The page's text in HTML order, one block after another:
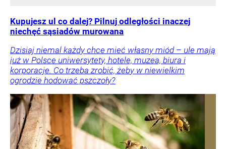
Kupujesz ul co dalej? Pilnuj odległości inaczej
niechęć sąsiadów murowana
Dzisiaj niemal każdy chce mieć własny miód – ule mają
już w Polsce uniwersytety, hotele, muzea, biura i
korporacje. Co trzeba zrobić, żeby w niewielkim
ogrodzie hodować pszczoły?